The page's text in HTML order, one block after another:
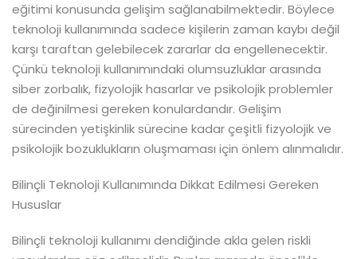
eğitimi konusunda gelişim sağlanabilmektedir. Böylece
teknoloji kullanımında sadece kişilerin zaman kaybı değil
karşı taraftan gelebilecek zararlar da engellenecektir.
Çünkü teknoloji kullanımındaki olumsuzluklar arasında
siber zorbalık, fizyolojik hasarlar ve psikolojik problemler
de değinilmesi gereken konulardandır. Gelişim
sürecinden yetişkinlik sürecine kadar çeşitli fizyolojik ve
psikolojik bozuklukların oluşmaması için önlem alınmalıdır.
Bilinçli Teknoloji Kullanımında Dikkat Edilmesi Gereken
Hususlar
Bilinçli teknoloji kullanımı dendiğinde akla gelen riskli